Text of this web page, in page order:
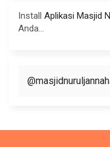
Install Aplikasi Masjid
Anda...